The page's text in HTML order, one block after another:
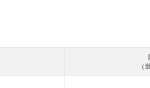
（